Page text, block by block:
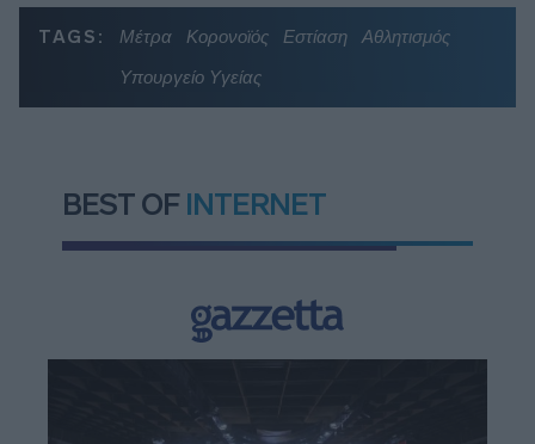
TAGS: Μέτρα Κορονοϊός Εστίαση
Αθλητισμός
Υπουργείο Υγείας
BEST OF INTERNET